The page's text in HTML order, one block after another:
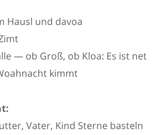
Hausl und davoa
— ob Groß, ob Kloa: Es ist net
kimmt
Vater, Kind Sterne basteln